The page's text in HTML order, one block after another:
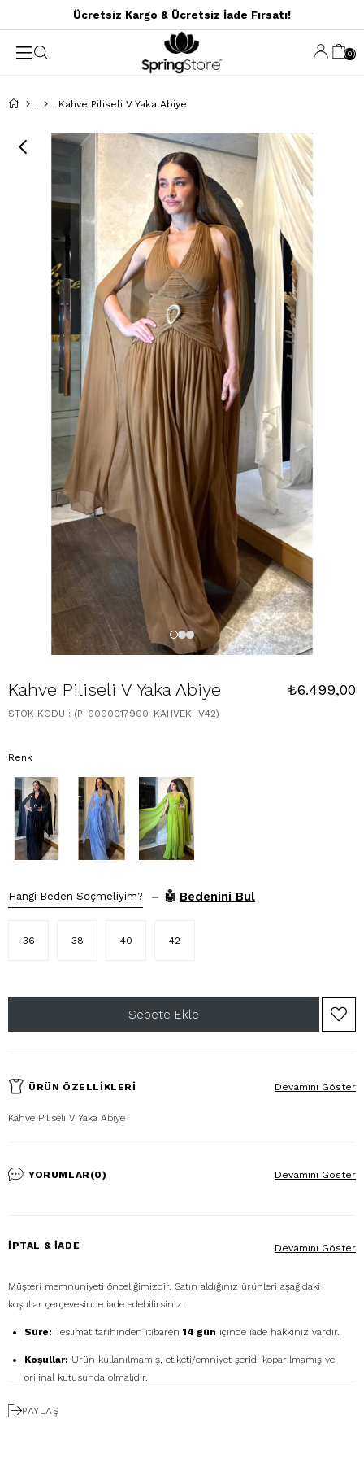
Ücretsiz Kargo & Ücretsiz İade Fırsatı!
0
Kahve Piliseli V Yaka Abiye
Kahve Piliseli V Yaka Abiye ₺6.499,00
STOK KODU (P-0000017900-KAHVEKHV42)
Renk
Hangi Beden Seçmeliyim? – 🤖 Bedenini Bul
36 38 40 42
ÜRÜN ÖZELLIKLERI
Kahve Piliseli V Yaka Abiye
Devamını Göster
YORUMLAR (0) Devamını Göster
İPTAL & İADE
Müşteri memnuniyeti önceliğimizdir. Satın aldığınız ürünleri aşağıdaki
koşullar çerçevesinde iade edebilirsiniz:
Süre: Teslimat tarihinden itibaren 14 gün içinde iade hakkınız vardır.
Koşullar: Ürün kullanılmamış, etiketi/emniyet şeridi koparılmamış ve
orijinal kutusunda olmalıdır.
Ücretsiz Gönderim:
Devamını Göster
PAYLAŞ